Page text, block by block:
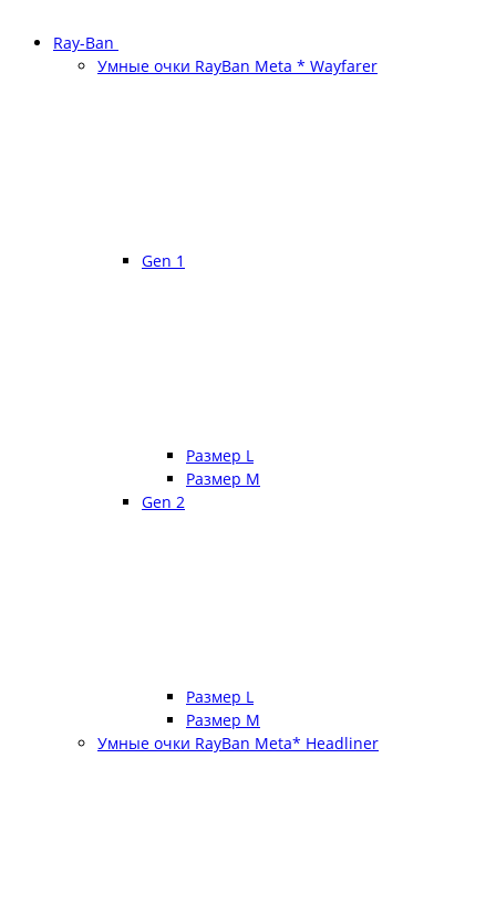
Ray-Ban
Умные очки RayBan Meta * Wayfarer
Gen 1
Размер L
Размер М
Gen 2
Размер L
Размер М
Умные очки RayBan Meta* Headliner